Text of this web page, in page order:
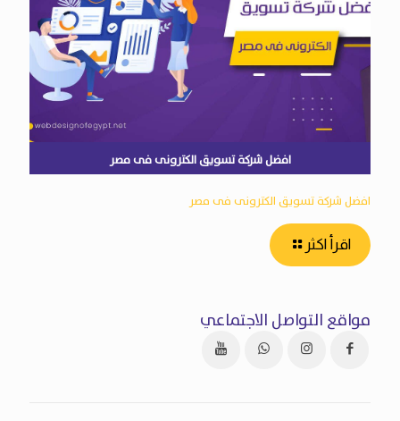
افضل شركة تسويق الكترونى فى مصر
افضل شركة تسويق الكترونى فى مصر
اقرأ اكثر
مواقع التواصل الاجتماعي